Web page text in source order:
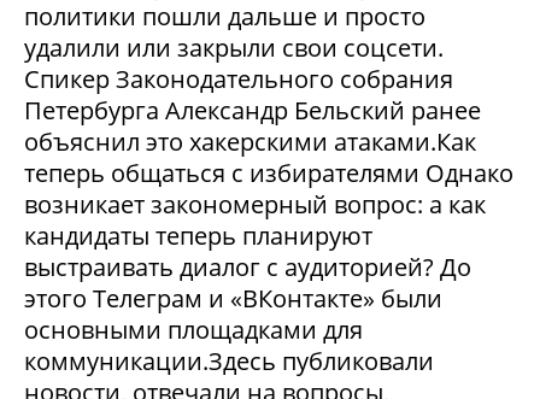
политики пошли дальше и просто
удалили или закрыли свои соцсети.
Спикер Законодательного собрания
Петербурга Александр Бельский ранее
объяснил это хакерскими атаками.Как
теперь общаться с избирателями Однако
возникает закономерный вопрос: а как
кандидаты теперь планируют
выстраивать диалог с аудиторией? До
этого Телеграм и «ВКонтакте» были
основными площадками для
коммуникации.Здесь публиковали